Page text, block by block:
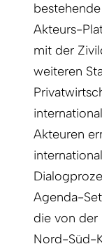
Akteurs-
mit der
weiteren
Akteuren
Agenda-
die von der
Nord-Süd-